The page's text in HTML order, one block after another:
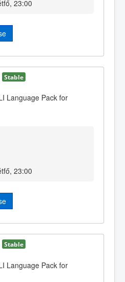
23:00
Stable
Language Pack for
23:00
Stable
Language Pack for